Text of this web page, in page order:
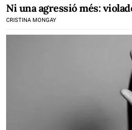
Ni una agressió més:
CRISTINA MONGAY